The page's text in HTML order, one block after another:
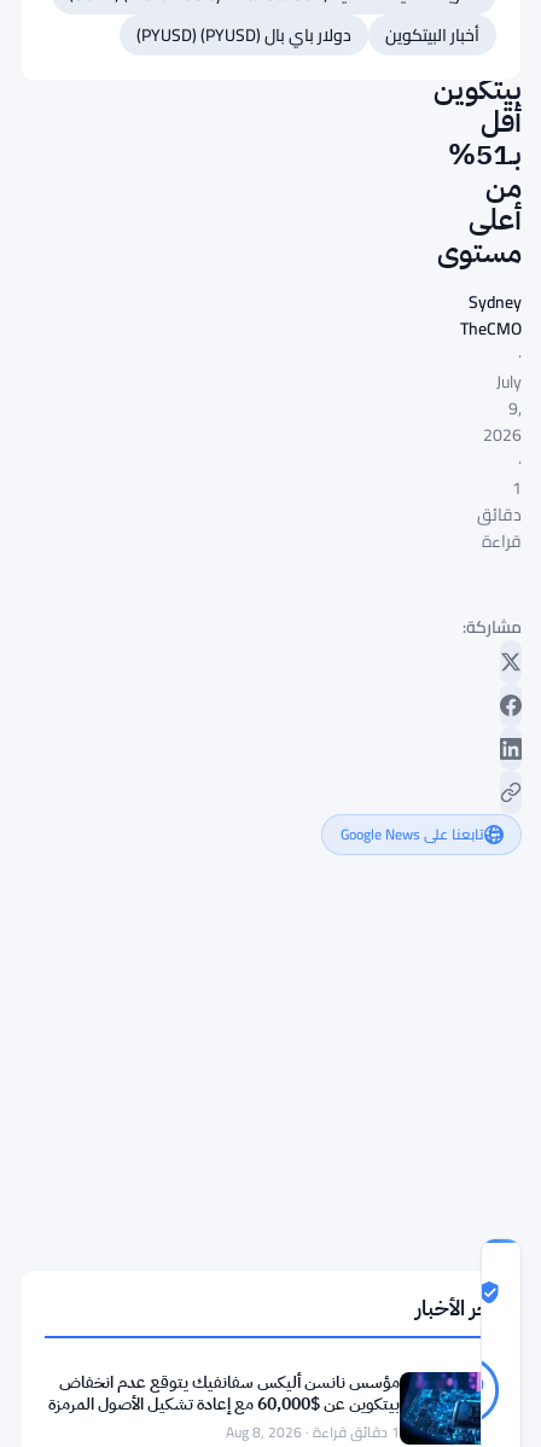
رقمية
بيتكوين
أقل
بـ51%
من
أعلى
مستوى
Sydney
TheCMO
·
July
9,
2026
·
1
دقائق
قراءة
مشاركة:
تابعنا على Google News
المجتمع
79
%
حقيقي
Real
أصوات
آخر تحديث 1 شهر مضت
أخبار البيتكوين
دولار باي بال (PYUSD) (PYUSD)
آخر الأخبار
مؤسس نانسن أليكس سفانفيك يتوقع عدم انخفاض
بيتكوين عن $60,000 مع إعادة تشكيل الأصول المرمزة
للبلوكتشين1 دقائق قراءة · Aug 8, 2026